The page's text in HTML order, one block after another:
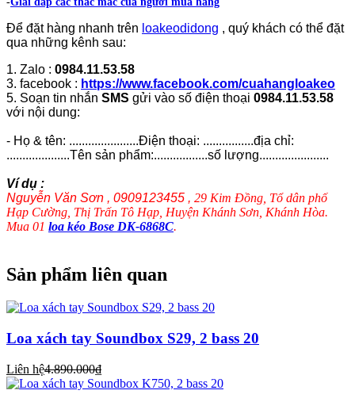
Để đặt hàng nhanh trên loakeodidong , quý khách có thể đặt
qua những kênh sau:
1. Zalo : 0984.11.53.58
3. facebook : https://www.facebook.com/cuahangloakeo
5. Soạn tin nhắn SMS gửi vào số điện thoại 0984.11.53.58
với nội dung:
- Họ & tên: ......................Điện thoại: ................địa chỉ:
....................Tên sản phẩm:.................số lượng......................
Ví dụ :
Nguyễn Văn Sơn , 0909123455 , 29 Kim Đồng, Tổ dân phố
Hạp Cường, Thị Trấn Tô Hạp, Huyện Khánh Sơn, Khánh Hòa.
Mua 01 loa kéo Bose DK-6868C.
Sản phẩm liên quan
Loa xách tay Soundbox S29, 2 bass 20
Liên hệ4.890.000₫